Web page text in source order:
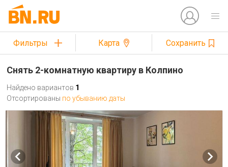
Фильтры Карта Сохранить
Снять 2-комнатную квартиру в Колпино
Найдено вариантов 1
Отсортированы по убыванию даты